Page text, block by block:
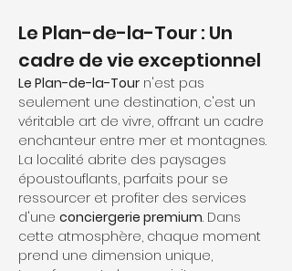
Le Plan-de-la-Tour : Un
cadre de vie exceptionnel
Le Plan-de-la-Tour n'est pas
seulement une destination, c'est un
véritable art de vivre, offrant un cadre
enchanteur entre mer et montagnes.
La localité abrite des paysages
époustouflants, parfaits pour se
ressourcer et profiter des services
d'une conciergerie premium. Dans
cette atmosphère, chaque moment
prend une dimension unique,